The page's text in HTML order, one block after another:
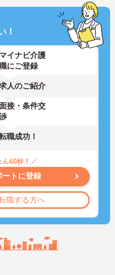
！
マイナビ介護
にご登録
人のご紹介
接・条件交
職成功！
ートに登録
職する方へ